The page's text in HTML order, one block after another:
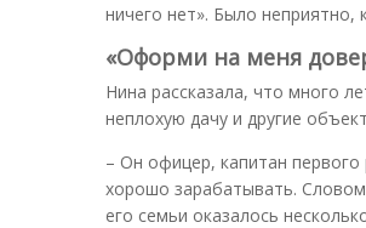
ничего нет». Было
«Оформи на меня
Нина рассказала, что много
неплохую дачу и другие
– Он офицер, капитан первого
хорошо зарабатывать.
его семьи оказалось